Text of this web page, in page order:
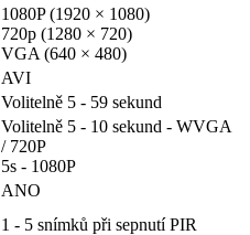
1080P (1920 × 1080)
720p (1280 × 720)
VGA (640 × 480)
AVI
Volitelně 5 - 59 sekund
Volitelně 5 - 10 sekund - WVGA
/ 720P
5s - 1080P
ANO
1 - 5 snímků při sepnutí PIR